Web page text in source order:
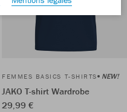
FEMMES BASICS T-SHIRTS NEW!
JAKO T-shirt Wardrobe
29,99 €